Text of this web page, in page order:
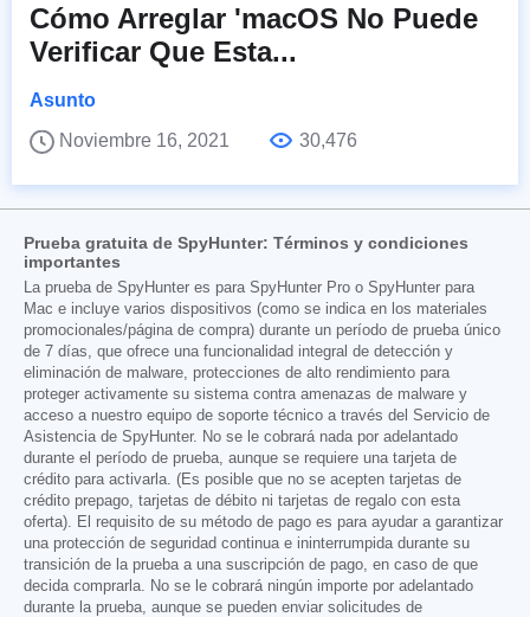
Cómo Arreglar 'macOS No Puede
Verificar Que Esta...
Asunto
Noviembre 16, 2021
30,476
Prueba gratuita de SpyHunter: Términos y condiciones
importantes
La prueba de SpyHunter es para SpyHunter Pro o SpyHunter para
Mac e incluye varios dispositivos (como se indica en los materiales
promocionales/página de compra) durante un período de prueba único
de 7 días, que ofrece una funcionalidad integral de detección y
eliminación de malware, protecciones de alto rendimiento para
proteger activamente su sistema contra amenazas de malware y
acceso a nuestro equipo de soporte técnico a través del Servicio de
Asistencia de SpyHunter. No se le cobrará nada por adelantado
durante el período de prueba, aunque se requiere una tarjeta de
crédito para activarla. (Es posible que no se acepten tarjetas de
crédito prepago, tarjetas de débito ni tarjetas de regalo con esta
oferta). El requisito de su método de pago es para ayudar a garantizar
una protección de seguridad continua e ininterrumpida durante su
transición de la prueba a una suscripción de pago, en caso de que
decida comprarla. No se le cobrará ningún importe por adelantado
durante la prueba, aunque se pueden enviar solicitudes de